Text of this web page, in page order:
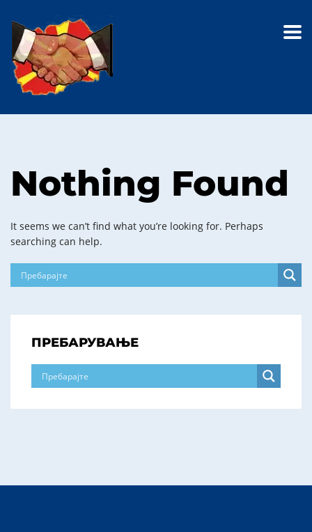
Nothing Found
It seems we can’t find what you’re looking for. Perhaps
searching can help.
ПРЕБАРУВАЊЕ